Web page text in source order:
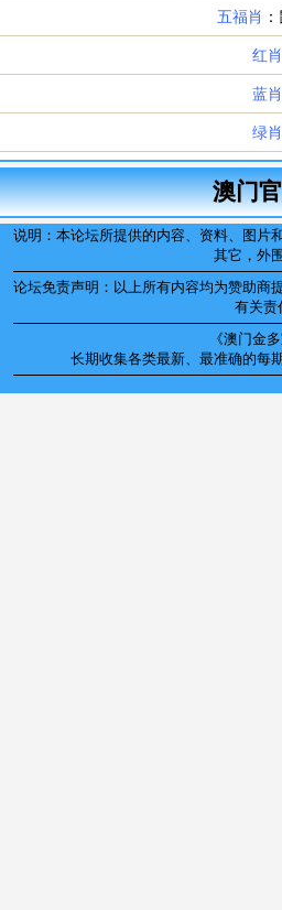
澳门
说明：本论坛所提供的内容、资料、图
其它，外
论坛免责声明：以上所有内容均为赞助商
有关责
《澳门金
长期收集各类最新、最准确的每